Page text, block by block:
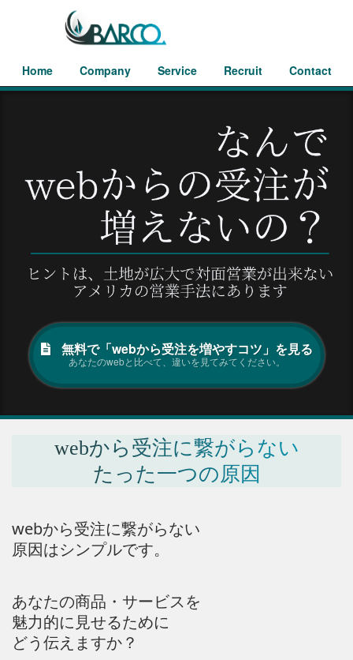
Home Company Service Recruit Contact
無料で「webから受注を増やすコツ」を見る
あなたのwebと比べて、違いを見てみてください。
webから受注に繋がらない
たった一つの原因
webから受注に繋がらない
原因はシンプルです。
あなたの商品・サービスを
魅力的に見せるために
どう伝えますか？